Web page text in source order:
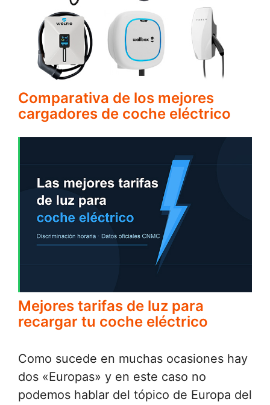
Comparativa de los mejores
cargadores de coche eléctrico
Mejores tarifas de luz para
recargar tu coche eléctrico
Como sucede en muchas ocasiones hay
dos «Europas» y en este caso no
podemos hablar del tópico de Europa del